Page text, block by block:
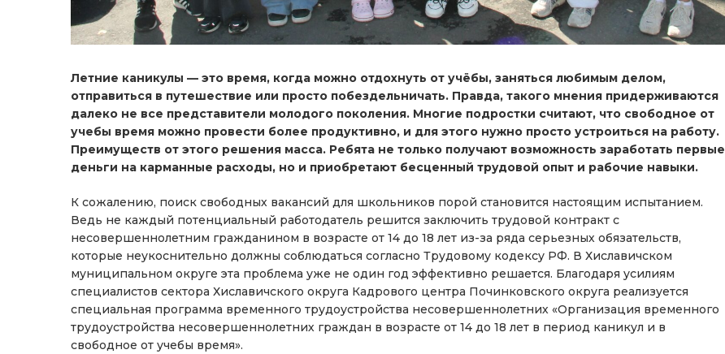
Летние каникулы — это время, когда можно отдохнуть от учёбы, заняться любимым делом,
отправиться в путешествие или просто побездельничать. Правда, такого мнения придерживаются
далеко не все представители молодого поколения. Многие подростки считают, что свободное от
учебы время можно провести более продуктивно, и для этого нужно просто устроиться на работу.
Преимуществ от этого решения масса. Ребята не только получают возможность заработать первые
деньги на карманные расходы, но и приобретают бесценный трудовой опыт и рабочие навыки.
К сожалению, поиск свободных вакансий для школьников порой становится настоящим испытанием.
Ведь не каждый потенциальный работодатель решится заключить трудовой контракт с
несовершеннолетним гражданином в возрасте от 14 до 18 лет из-за ряда серьезных обязательств,
которые неукоснительно должны соблюдаться согласно Трудовому кодексу РФ. В Хиславичском
муниципальном округе эта проблема уже не один год эффективно решается. Благодаря усилиям
специалистов сектора Хиславичского округа Кадрового центра Починковского округа реализуется
специальная программа временного трудоустройства несовершеннолетних «Организация временного
трудоустройства несовершеннолетних граждан в возрасте от 14 до 18 лет в период каникул и в
свободное от учебы время».